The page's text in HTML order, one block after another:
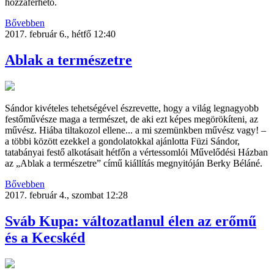
hozzáférhető.
Bővebben
2017. február 6., hétfő 12:40
Ablak a természetre
Sándor kivételes tehetségével észrevette, hogy a világ legnagyobb
festőművésze maga a természet, de aki ezt képes megörökíteni, az
művész. Hiába tiltakozol ellene... a mi szemünkben művész vagy! –
a többi között ezekkel a gondolatokkal ajánlotta Füzi Sándor,
tatabányai festő alkotásait hétfőn a vértessomlói Művelődési Házban
az „Ablak a természetre” című kiállítás megnyitóján Berky Béláné.
Bővebben
2017. február 4., szombat 12:28
Sváb Kupa: változatlanul élen az erőmű
és a Kecskéd